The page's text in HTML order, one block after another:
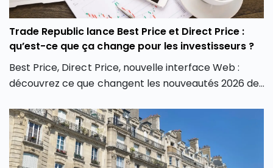
Trade Republic lance Best Price et Direct Price :
qu’est-ce que ça change pour les investisseurs ?
Best Price, Direct Price, nouvelle interface Web :
découvrez ce que changent les nouveautés 2026 de